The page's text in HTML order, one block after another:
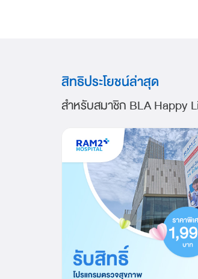
สิทธิประโยชน์ล่าสุด
สำหรับสมาชิก BLA Happy